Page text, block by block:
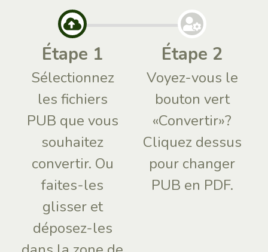
Étape 1
Sélectionnez
les fichiers
PUB que vous
souhaitez
convertir. Ou
faites-les
glisser et
déposez-les
Étape 2
Voyez-vous le
bouton vert
«Convertir»?
Cliquez dessus
pour changer
PUB en PDF.